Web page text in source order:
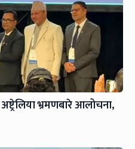
भ्रमणबारे आलोचना,